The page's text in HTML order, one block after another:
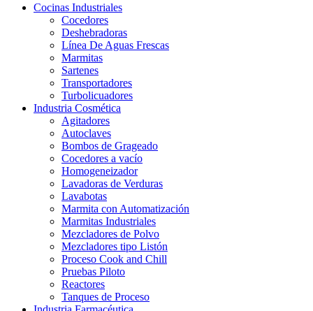
Cocinas Industriales
Cocedores
Deshebradoras
Línea De Aguas Frescas
Marmitas
Sartenes
Transportadores
Turbolicuadores
Industria Cosmética
Agitadores
Autoclaves
Bombos de Grageado
Cocedores a vacío
Homogeneizador
Lavadoras de Verduras
Lavabotas
Marmita con Automatización
Marmitas Industriales
Mezcladores de Polvo
Mezcladores tipo Listón
Proceso Cook and Chill
Pruebas Piloto
Reactores
Tanques de Proceso